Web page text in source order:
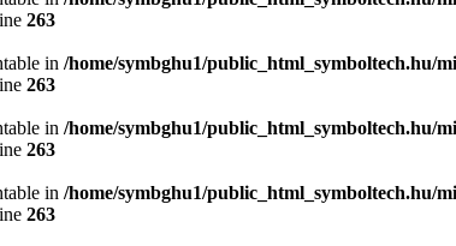
263
in /home/symbghu1/public_html_symboltech.hu/
263
in /home/symbghu1/public_html_symboltech.hu/
263
in /home/symbghu1/public_html_symboltech.hu/
263